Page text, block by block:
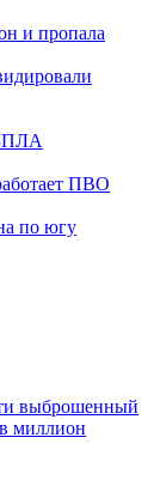
и пропала
ПВО
по югу
выброшенный
миллион